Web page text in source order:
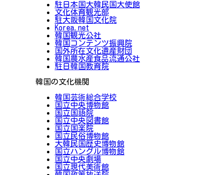
駐日本国大韓民国大使館
文化体育観光部
駐大阪韓国文化院
Korea.net
韓国観光公社
韓国コンテンツ振興院
国外所在文化遺産財団
韓国農水産食品流通公社
駐日韓国教育院
韓国の文化機関
韓国芸術総合学校
国立中央博物館
国立国語院
国立中央図書館
国立国楽院
国立民俗博物館
大韓民国歴史博物館
国立ハングル博物館
国立中央劇場
国立現代美術館